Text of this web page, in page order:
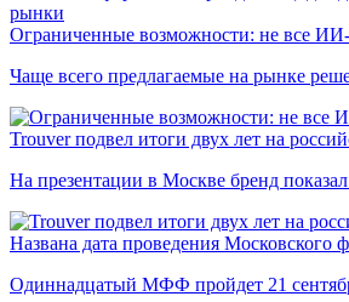
рынки
Ограниченные возможности: не все ИИ-
Чаще всего предлагаемые на рынке
Trouver подвел итоги двух лет на
На презентации в Москве бренд
Названа дата проведения
Одиннадцатый МФФ пройдет 21